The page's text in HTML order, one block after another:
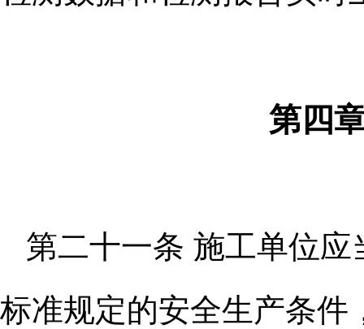
第四
第二十一条 施工单位
标准规定的安全生产条件